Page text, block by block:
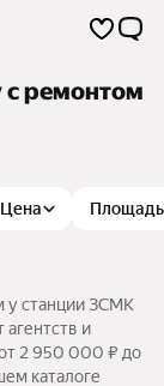
с ремонтом
Цена Площадь
у станции ЗСМК
и
2 950 000 ₽ до
каталоге